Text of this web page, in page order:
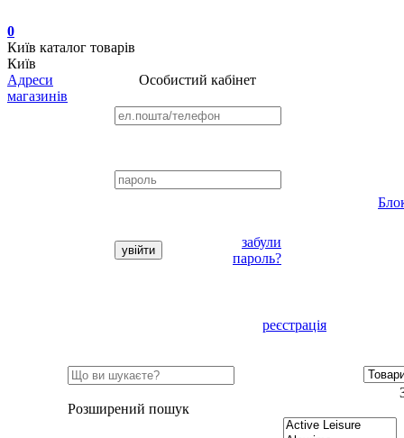
0
Київ каталог товарів
Київ
Адреси
магазинів
Особистий кабінет
забули
пароль?
реєстрація
Розширений пошук